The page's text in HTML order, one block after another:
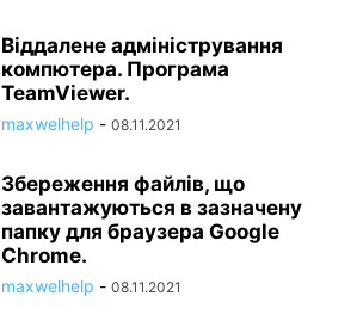
Віддалене адміністрування
компютера. Програма
TeamViewer.
maxwelhelp - 08.11.2021
Збереження файлів, що
завантажуються в зазначену
папку для браузера Google
Chrome.
maxwelhelp - 08.11.2021